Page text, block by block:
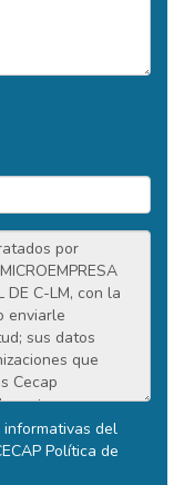
informativas del
Política de